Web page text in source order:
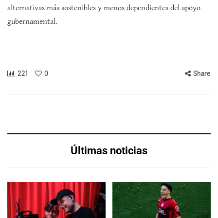
alternativas más sostenibles y menos dependientes del apoyo
gubernamental.
221 0 Share
Últimas noticias